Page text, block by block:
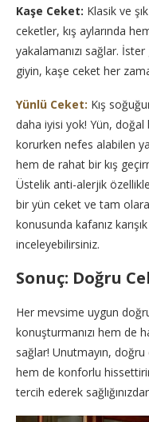
Kaşe Ceket: Klasik ve
ceketler, kış aylarında
yakalamanızı sağlar.
giyin, kaşe ceket her
Yünlü Ceket: Kış
daha iyisi yok! Yün, doğal
korurken nefes alabilen
hem de rahat bir kış
Üstelik anti-alerjik
bir yün ceket ve tam
konusunda kafanız
inceleyebilirsiniz.
Sonuç: Doğru
Her mevsime uygun
konuşturmanızı hem de
sağlar! Unutmayın,
hem de konforlu
tercih ederek